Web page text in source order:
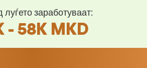
заработуваат:
- 58K MKD